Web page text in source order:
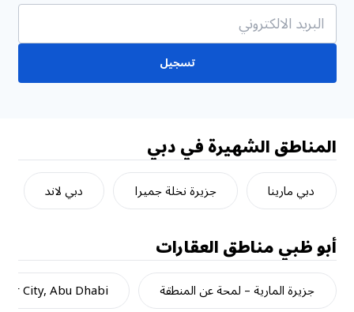
تسجيل
المناطق الشهيرة في دبي
دبي مارينا جزيرة نخلة جميرا دبي لاند
أبو ظبيمناطق العقارات
جزيرة المارية – لمحة عن المنطقة City, Abu Dhabi